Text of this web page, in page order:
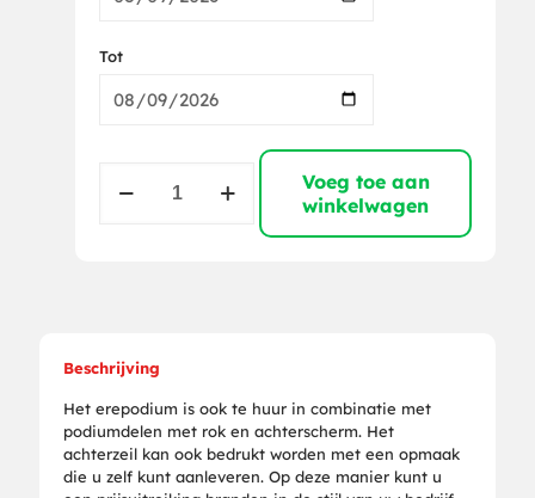
Tot
klein
Voeg toe aan
winkelwagen
Beschrijving
Het erepodium is ook te huur in combinatie met
podiumdelen met rok en achterscherm. Het
achterzeil kan ook bedrukt worden met een opmaak
die u zelf kunt aanleveren. Op deze manier kunt u